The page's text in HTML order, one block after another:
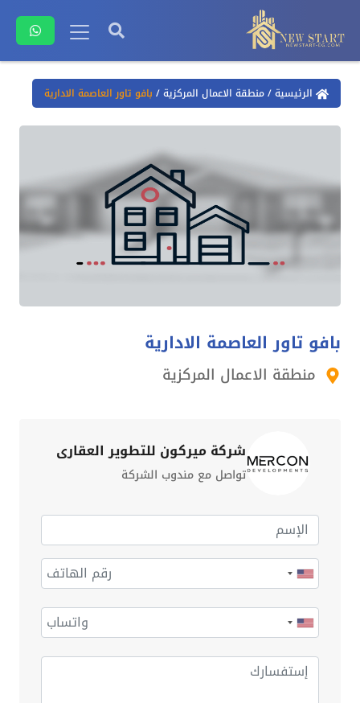
الرئيسية/منطقة الاعمال المركزية/ بافو تاور العاصمة الادارية
بافو تاور العاصمة الادارية
منطقة الاعمال المركزية
شركة ميركون للتطوير العقاري
تواصل مع مندوب الشركة